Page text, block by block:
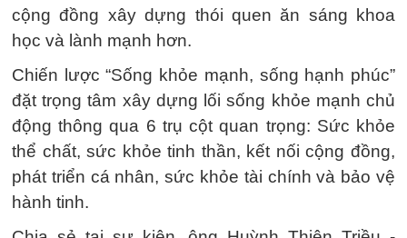
cộng đồng xây dựng thói quen ăn sáng khoa
học và lành mạnh hơn.
Chiến lược “Sống khỏe mạnh, sống hạnh phúc”
đặt trọng tâm xây dựng lối sống khỏe mạnh chủ
động thông qua 6 trụ cột quan trọng: Sức khỏe
thể chất, sức khỏe tinh thần, kết nối cộng đồng,
phát triển cá nhân, sức khỏe tài chính và bảo vệ
hành tinh.